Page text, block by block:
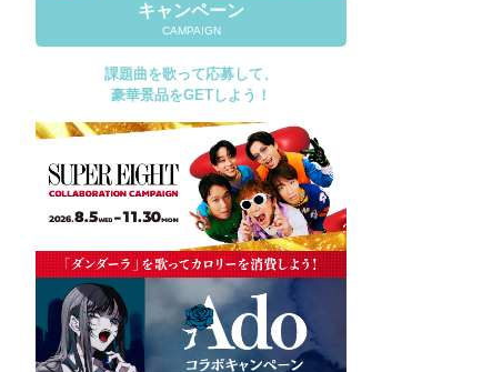
キャンペーン
CAMPAIGN
課題曲を歌って応募して、
豪華景品をGETしよう！